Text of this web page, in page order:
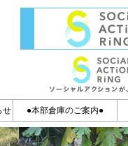
せ ●本部倉庫のご案内●